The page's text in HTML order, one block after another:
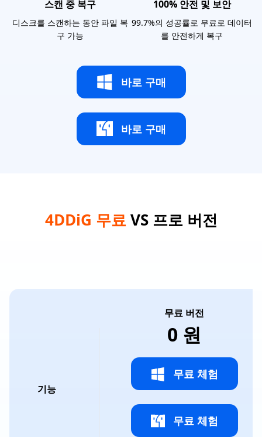
스캔 중 복구
디스크를 스캔하는 동안 파일 복
구 가능
100% 안전 및 보안
99.7%의 성공률로 무료로 데이터
를 안전하게 복구
바로 구매
바로 구매
4DDiG 무료VS 프로 버전
기능
무료 버전
0 원
무료 체험
무료 체험